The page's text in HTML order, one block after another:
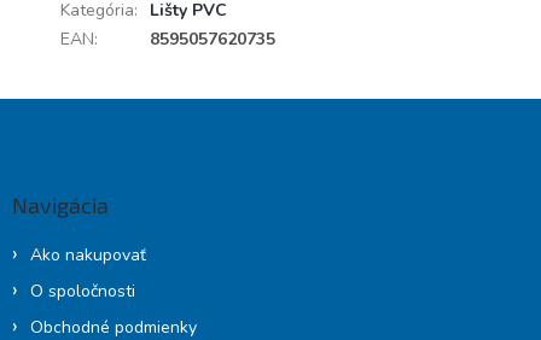
Kategória:
Lišty PVC
EAN: 8595057620735
Navigácia
Ako nakupovať
O spoločnosti
Obchodné podmienky